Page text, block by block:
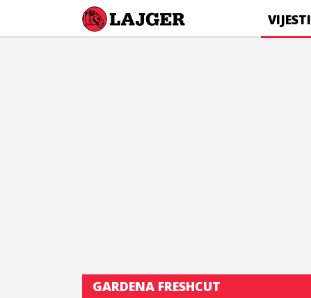
Lajger VIJESTI
GARDENA FRESHCUT